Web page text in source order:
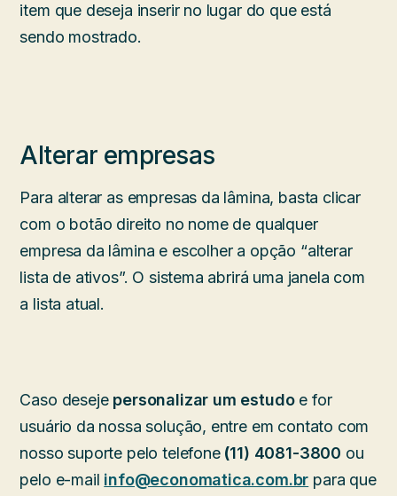
item que deseja inserir no lugar do que está
sendo mostrado.
Alterar empresas
Para alterar as empresas da lâmina, basta clicar
com o botão direito no nome de qualquer
empresa da lâmina e escolher a opção “alterar
lista de ativos”. O sistema abrirá uma janela com
a lista atual.
Caso deseje personalizar um estudoe for
usuário da nossa solução, entre em contato com
nosso suporte pelo telefone (11) 4081-3800 ou
pelo e-mail info@economatica.com.br para que